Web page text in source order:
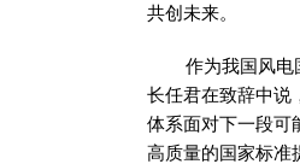
共创未来。
作为我国风电国
长任君在致辞中说
体系面对下一段可
高质量的国家标准